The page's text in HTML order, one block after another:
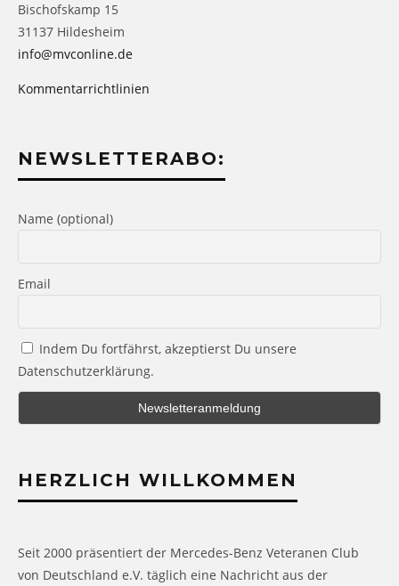
Bischofskamp 15
31137 Hildesheim
info@mvconline.de
Kommentarrichtlinien
NEWSLETTERABO:
Name (optional)
Email
Indem Du fortfährst, akzeptierst Du unsere
Datenschutzerklärung.
HERZLICH WILLKOMMEN
Seit 2000 präsentiert der Mercedes-Benz Veteranen Club
von Deutschland e.V. täglich eine Nachricht aus der